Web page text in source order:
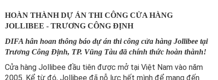
HOÀN THÀNH DỰ ÁN THI CÔNG CỬA HÀNG
JOLLIBEE - TRƯƠNG CÔNG ĐỊNH
DIFA hân hoan thông báo dự án thi công cửa hàng Jollibee tại
Trương Công Định, TP. Vũng Tàu đã chính thức hoàn thành!
Cửa hàng Jollibee đầu tiên được mở tại Việt Nam vào năm
2005. Kể từ đó, Jollibee đã nỗ lực hết mình để mang đến